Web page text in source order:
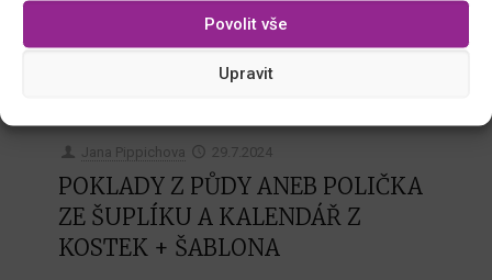
Povolit vše
Upravit
Jana Pippichova 29.7.2024
POKLADY Z PŮDY ANEB POLIČKA
ZE ŠUPLÍKU A KALENDÁŘ Z
KOSTEK + ŠABLONA